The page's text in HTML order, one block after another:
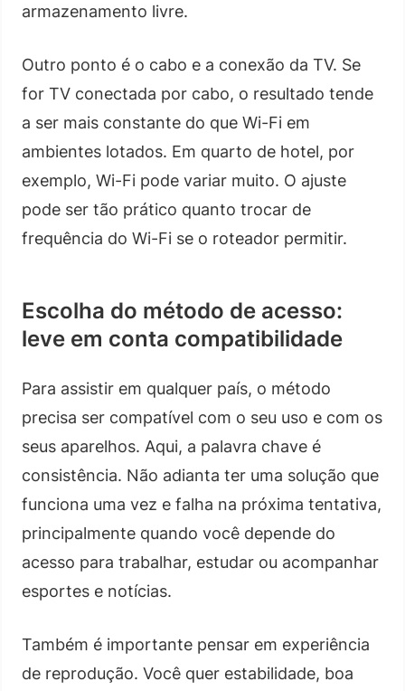
armazenamento livre.
Outro ponto é o cabo e a conexão da TV. Se
for TV conectada por cabo, o resultado tende
a ser mais constante do que Wi-Fi em
ambientes lotados. Em quarto de hotel, por
exemplo, Wi-Fi pode variar muito. O ajuste
pode ser tão prático quanto trocar de
frequência do Wi-Fi se o roteador permitir.
Escolha do método de acesso:
leve em conta compatibilidade
Para assistir em qualquer país, o método
precisa ser compatível com o seu uso e com os
seus aparelhos. Aqui, a palavra chave é
consistência. Não adianta ter uma solução que
funciona uma vez e falha na próxima tentativa,
principalmente quando você depende do
acesso para trabalhar, estudar ou acompanhar
esportes e notícias.
Também é importante pensar em experiência
de reprodução. Você quer estabilidade, boa